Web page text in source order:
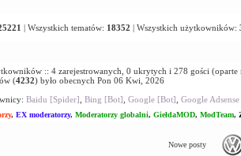
| Wszystkich tematów: 18352 | Wszystkich użytkowników:
:: 4 zarejestrowanych, 0 ukrytych i 278 gości
(4232) było obecnych Pon 06 Kwi, 2026
Baidu [Spider] Bing [Bot] Google [Bot] Google
, EX moderatorzy, Moderatorzy globalni, GiełdaMOD, ModTeam,
Nowe posty